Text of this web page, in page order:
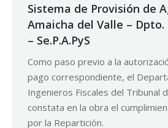
Sistema de Provisión de
Amaicha del Valle –
– Se.P.A.PyS
Como paso previo a la
pago correspondiente, el
Ingenieros Fiscales del Tribunal
constata en la obra el
por la Repartición.